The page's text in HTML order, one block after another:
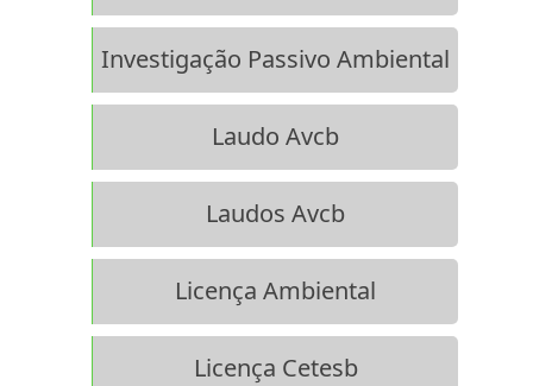
Investigação Passivo Ambiental
Laudo Avcb
Laudos Avcb
Licença Ambiental
Licença Cetesb